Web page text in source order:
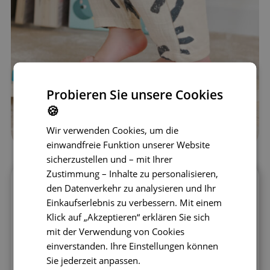
1. Gleichgewicht auf einem
Bein
Das Üben des Gleichgewichts im Stehen auf
einem Bein ist eine großartige Möglichkeit, die
kleineren Muskeln im Fuß sowie die Muskeln
Probieren Sie unsere Cookies
🍪
Wir verwenden Cookies, um die
einwandfreie Funktion unserer Website
sicherzustellen und – mit Ihrer
Zustimmung – Inhalte zu personalisieren,
den Datenverkehr zu analysieren und Ihr
Einkaufserlebnis zu verbessern. Mit einem
Klick auf „Akzeptieren“ erklären Sie sich
mit der Verwendung von Cookies
einverstanden. Ihre Einstellungen können
Sie jederzeit anpassen.